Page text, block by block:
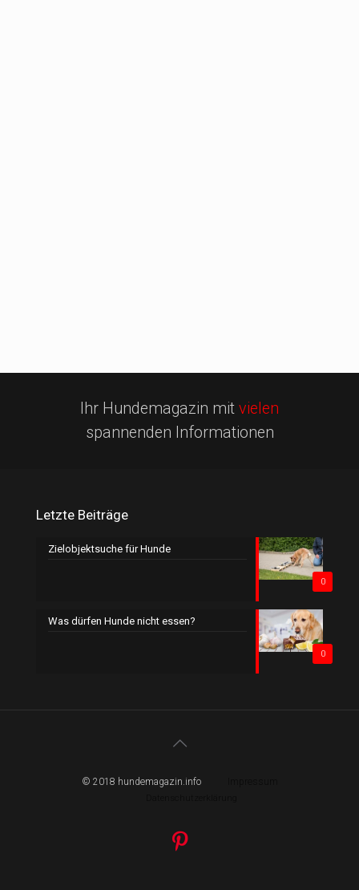
Ihr Hundemagazin mit vielen
spannenden Informationen
Letzte Beiträge
0
Zielobjektsuche für Hunde
0
Was dürfen Hunde nicht essen?
© 2018 hundemagazin.info